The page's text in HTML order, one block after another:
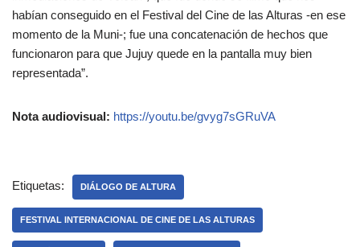
habían conseguido en el Festival del Cine de las Alturas -en ese
momento de la Muni-; fue una concatenación de hechos que
funcionaron para que Jujuy quede en la pantalla muy bien
representada”.
Nota audiovisual: https://youtu.be/gvyg7sGRuVA
Etiquetas: DIÁLOGO DE ALTURA
FESTIVAL INTERNACIONAL DE CINE DE LAS ALTURAS